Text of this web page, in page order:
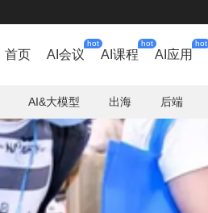
首页 AI会议
hot
AI课程
hot
AI应用
hot
AI&大模型 出海 后端